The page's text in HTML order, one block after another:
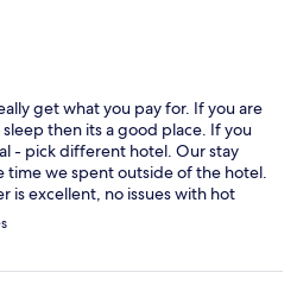
get what you pay for. If you are
then its a good place. If you
- pick different hotel. Our stay
time we spent outside of the hotel.
is excellent, no issues with hot
Beds not the most comfortable